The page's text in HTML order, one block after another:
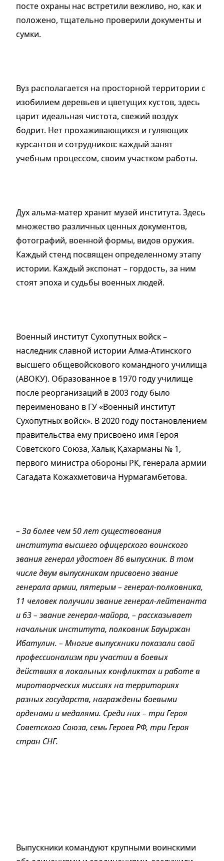
посте охраны нас встретили вежливо, но, как и
положено, тщательно проверили документы и
сумки.
Вуз располагается на просторной территории с
изобилием деревьев и цветущих кустов, здесь
царит идеальная чистота, свежий воздух
бодрит. Нет прохаживающихся и гуляющих
курсантов и сотрудников: каждый занят
учебным процессом, своим участком работы.
Дух альма-матер хранит музей института. Здесь
множество различных ценных документов,
фотографий, военной формы, видов оружия.
Каждый стенд посвящен определенному этапу
истории. Каждый экспонат – гордость, за ним
стоят эпоха и судьбы военных людей.
Военный институт Сухопутных войск –
наследник славной истории Алма-Атинского
высшего общевойскового командного училища
(АВОКУ). Образованное в 1970 году училище
после реорганизаций в 2003 году было
переименовано в ГУ «Военный институт
Сухопутных войск». В 2020 году постановлением
правительства ему присвоено имя Героя
Советского Союза, Халық Қахарманы № 1,
первого министра обороны РК, генерала армии
Сагадата Кожахметовича Нурмагамбетова.
– За более чем 50 лет существования
института высшего офицерского воинского
звания генерал удостоен 86 выпускник. В том
числе двум выпускникам присвоено звание
генерала армии, пятерым – генерал-полковника,
11 человек получили звание генерал-лейтенанта
и 63 – звание генерал-майора, – рассказывает
начальник института, полковник Бауыржан
Ибатулин. – Многие выпускники показали свой
профессионализм при участии в боевых
действиях в локальных конфликтах и работе в
миротворческих миссиях на территориях
разных государств, награждены боевыми
орденами и медалями. Среди них – три Героя
Советского Союза, семь Героев РФ, три Героя
стран СНГ.
Выпускники командуют крупными воинскими